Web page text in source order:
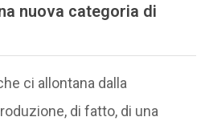
nuova categoria di
ci allontana dalla
di fatto, di una